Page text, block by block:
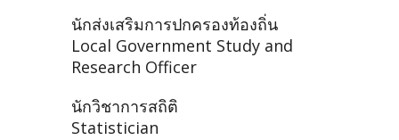
นักส่งเสริมการปกครองท้องถิ่น
Local Government Study and
Research Officer
นักวิชาการสถิติ
Statistician